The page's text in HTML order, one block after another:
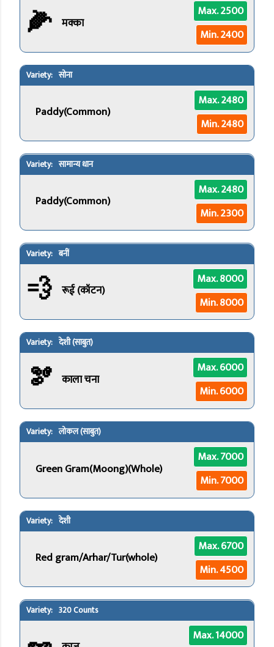
🌽 मक्का
Max. 2500
Min. 2400
सोना
Paddy(Common)
Max. 2480
Min. 2480
सामान्य धान
Paddy(Common)
Max. 2480
Min. 2300
बनीं
💨 रूई (कॉटन)
Max. 8000
Min. 8000
देशी (साबुत)
🫘 काला चना
Max. 6000
Min. 6000
लोकल (साबुत)
Green Gram(Moong)(Whole)
Max. 7000
Min. 7000
देशी
Red gram/Arhar/Tur(whole)
Max. 6700
Min. 4500
320 Counts
Max. 14000